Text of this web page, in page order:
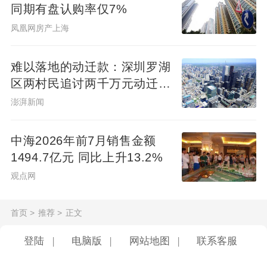
同期有盘认购率仅7%
凤凰网房产上海
难以落地的动迁款：深圳罗湖
区两村民追讨两千万元动迁款
八年未果
澎湃新闻
中海2026年前7月销售金额
1494.7亿元 同比上升13.2%
观点网
首页 > 推荐 > 正文
登陆 | 电脑版 | 网站地图 | 联系客服